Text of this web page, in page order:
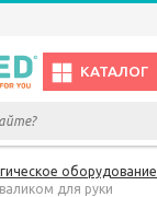
КАТАЛОГ
оборудование
для руки